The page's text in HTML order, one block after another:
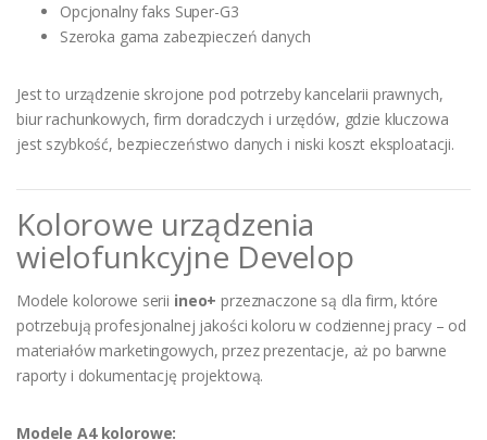
Opcjonalny faks Super-G3
Szeroka gama zabezpieczeń danych
Jest to urządzenie skrojone pod potrzeby kancelarii prawnych,
biur rachunkowych, firm doradczych i urzędów, gdzie kluczowa
jest szybkość, bezpieczeństwo danych i niski koszt eksploatacji.
Kolorowe urządzenia
wielofunkcyjne Develop
Modele kolorowe serii ineo+ przeznaczone są dla firm, które
potrzebują profesjonalnej jakości koloru w codziennej pracy – od
materiałów marketingowych, przez prezentacje, aż po barwne
raporty i dokumentację projektową.
Modele A4 kolorowe: